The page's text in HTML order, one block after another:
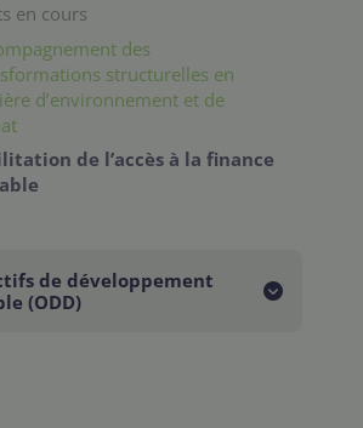
en cours
des
structurelles en
d’environnement et de
de l’accès à la finance
de développement
(ODD)